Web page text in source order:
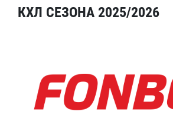
КХЛ СЕЗОНА 2025/2026